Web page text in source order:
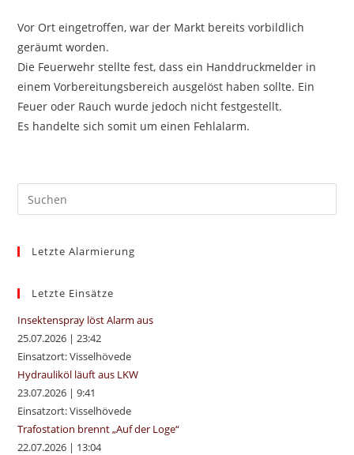
Vor Ort eingetroffen, war der Markt bereits vorbildlich
geräumt worden.
Die Feuerwehr stellte fest, dass ein Handdruckmelder in
einem Vorbereitungsbereich ausgelöst haben sollte. Ein
Feuer oder Rauch wurde jedoch nicht festgestellt.
Es handelte sich somit um einen Fehlalarm.
Letzte Alarmierung
Letzte Einsätze
Insektenspray löst Alarm aus
25.07.2026 |23:42
Einsatzort: Visselhövede
Hydrauliköl läuft aus LKW
23.07.2026 |9:41
Einsatzort: Visselhövede
Trafostation brennt „Auf der Loge“
22.07.2026 | 13:04